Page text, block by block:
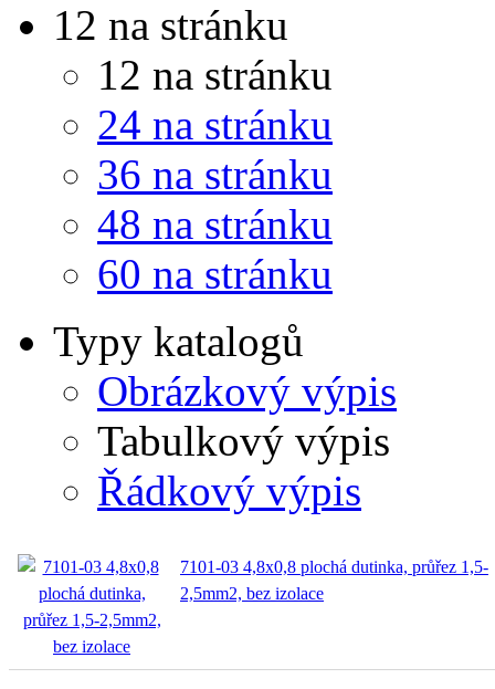
12 na stránku
12 na stránku
24 na stránku
36 na stránku
48 na stránku
60 na stránku
Typy katalogů
Obrázkový výpis
Tabulkový výpis
Řádkový výpis
7101-03 4,8x0,8 plochá dutinka, průřez 1,5-
2,5mm2, bez izolace